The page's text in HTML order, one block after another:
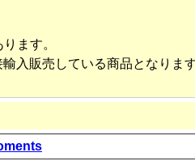
ます。
入販売している商品となります